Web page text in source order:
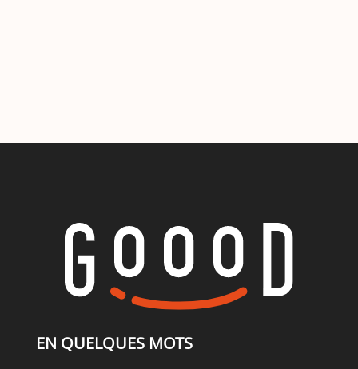
EN QUELQUES MOTS